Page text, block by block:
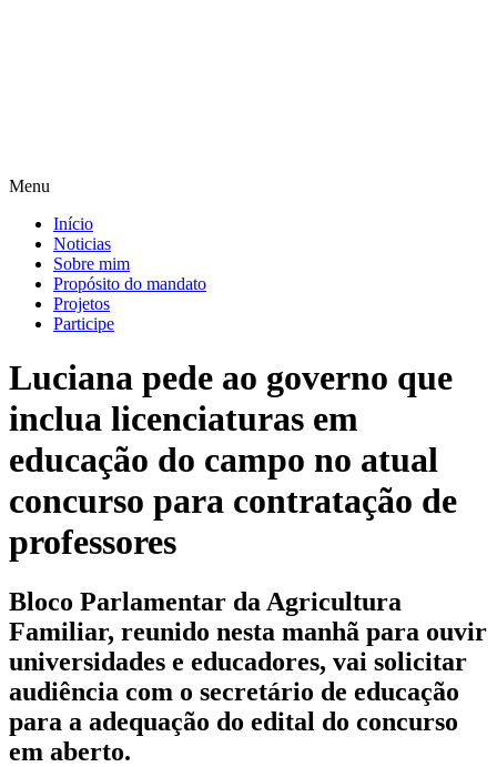
Menu
Início
Noticias
Sobre mim
Propósito do mandato
Projetos
Participe
Luciana pede ao governo que
inclua licenciaturas em
educação do campo no atual
concurso para contratação de
professores
Bloco Parlamentar da Agricultura
Familiar, reunido nesta manhã para ouvir
universidades e educadores, vai solicitar
audiência com o secretário de educação
para a adequação do edital do concurso
em aberto.